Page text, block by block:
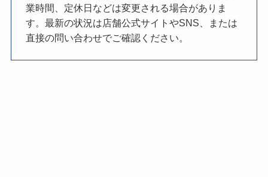
業時間、定休日などは変更される場合がありま
す。最新の状況は店舗公式サイトやSNS、または
直接の問い合わせでご確認ください。